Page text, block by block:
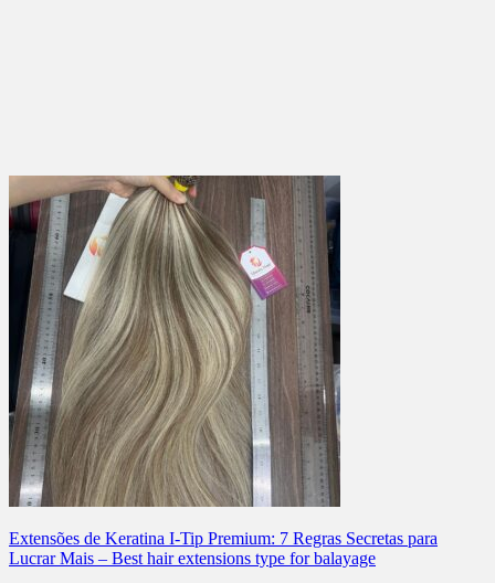
Extensões de Keratina I-Tip Premium: 7 Regras Secretas para
Lucrar Mais – Best hair extensions type for balayage